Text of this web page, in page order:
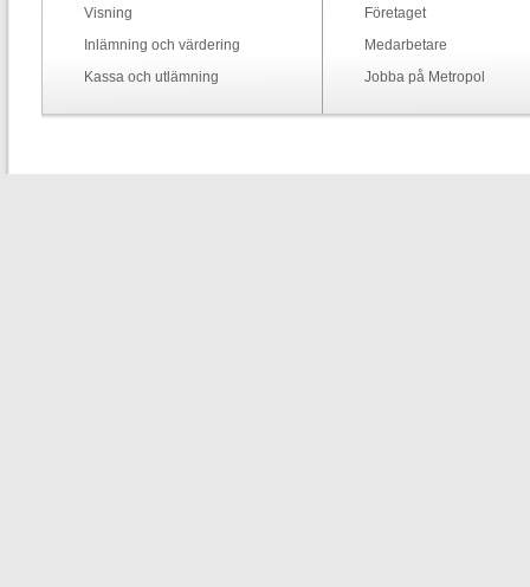
Visning
Inlämning och värdering
Kassa och utlämning
Företaget
Medarbetare
Jobba på Metropol